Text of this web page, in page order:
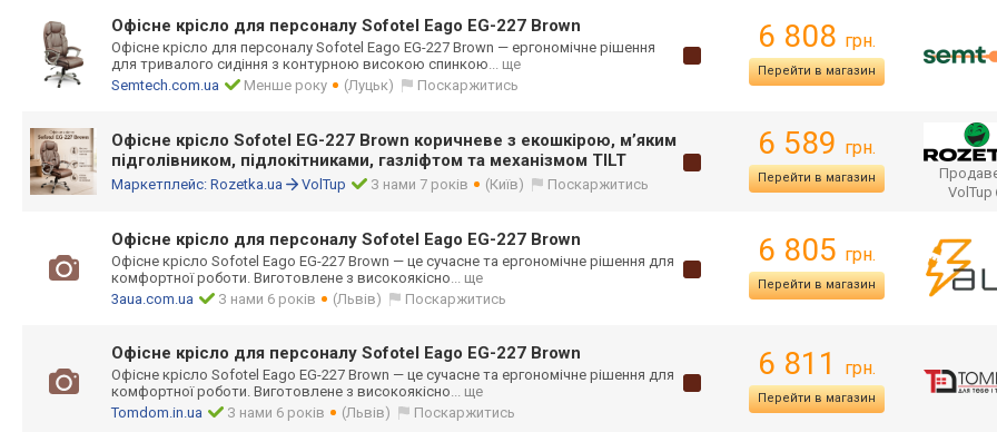
Офісне крісло для персоналу Sofotel Eago EG-227 Brown
Офісне крісло для персоналу Sofotel Eago EG-227 Brown — ергономічне рішення
для тривалого сидіння з контурною високою спинкою... ще
Semtech.com.ua
Менше року (Луцьк) Поскаржитись
6 808 грн.
Перейти в магазин
Офісне крісло Sofotel EG-227 Brown коричневе з екошкірою, м’яким
підголівником, підлокітниками, газліфтом та механізмом TILT
Маркетплейс: Rozetka.ua VolTup З нами 7 років (Київ) Поскаржитись
6 589 грн.
Перейти в магазин
VolTup
Офісне крісло для персоналу Sofotel Eago EG-227 Brown
Офісне крісло Sofotel Eago EG-227 Brown — це сучасне та ергономічне рішення для
комфортної роботи. Виготовлене з високоякісно... ще
3aua.com.ua
З нами 6 років (Львів) Поскаржитись
6 805 грн.
Перейти в магазин
Офісне крісло для персоналу Sofotel Eago EG-227 Brown
Офісне крісло Sofotel Eago EG-227 Brown — це сучасне та ергономічне рішення для
комфортної роботи. Виготовлене з високоякісно... ще
Tomdom.in.ua
З нами 6 років (Львів) Поскаржитись
6 811 грн.
Перейти в магазин